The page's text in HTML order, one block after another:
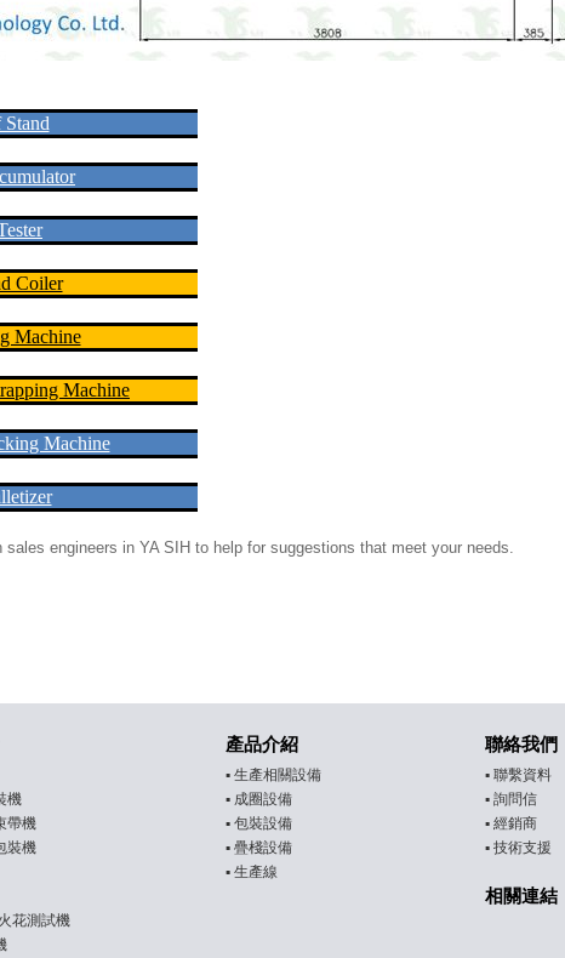
Coiler
Machine
Machine
Machine
engineers in YA SIH to help for suggestions that meet your needs.
機
帶機
裝機
花測試機
產品介紹
▪ 生產相關設備
▪ 成圈設備
▪ 包裝設備
▪ 疊棧設備
▪ 生產線
聯絡我們
▪ 聯繫資料
▪ 詢問信
▪ 經銷商
▪ 技術支援
相關連結